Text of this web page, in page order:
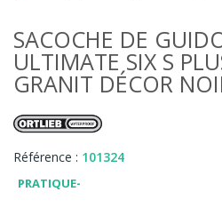
SACOCHE DE
ULTIMATE SIX S
GRANIT DÉCOR
Référence : 101324
PRATIQUE-